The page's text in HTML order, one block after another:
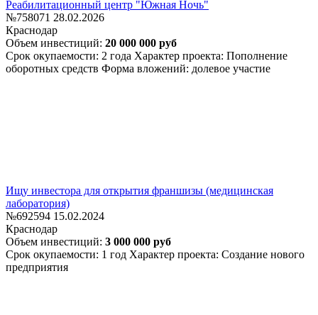
Реабилитационный центр "Южная Ночь"
№758071 28.02.2026
Краснодар
Объем инвестиций: 20 000 000 руб
Срок окупаемости: 2 года Характер проекта: Пополнение
оборотных средств Форма вложений: долевое участие
Ищу инвестора для открытия франшизы (медицинская
лаборатория)
№692594 15.02.2024
Краснодар
Объем инвестиций: 3 000 000 руб
Срок окупаемости: 1 год Характер проекта: Создание нового
предприятия